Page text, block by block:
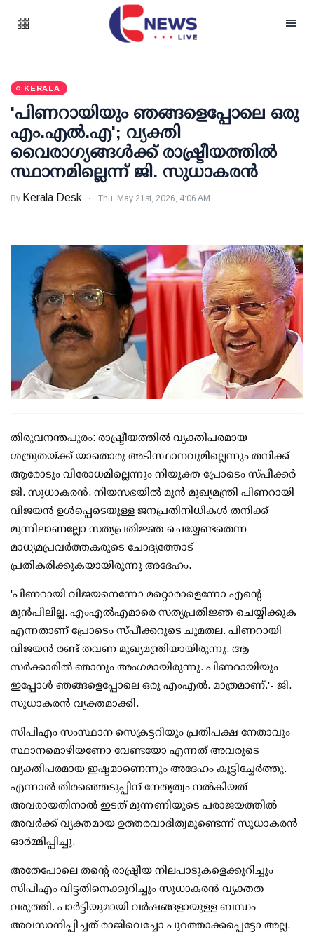
KERALA
'പിണറായിയും ഞങ്ങളെപ്പോലെ ഒരു
എം.എല്‍.എ'; വ്യക്തി
വൈരാഗ്യങ്ങള്‍ക്ക് രാഷ്ട്രീയത്തില്‍
സ്ഥാനമില്ലെന്ന് ജി. സുധാകരന്‍
By Kerala Desk Thu, May 21st, 2026, 4:06 AM
തിരുവനന്തപുരം: രാഷ്ട്രീയത്തില്‍ വ്യക്തിപരമായ
ശത്രുതയ്ക്ക് യാതൊരു അടിസ്ഥാനവുമില്ലെന്നും തനിക്ക്
ആരോടും വിരോധമില്ലെന്നും നിയുക്ത പ്രോടെം സ്പീക്കര്‍
ജി. സുധാകരന്‍. നിയസഭയില്‍ മുന്‍ മുഖ്യമന്ത്രി പിണറായി
വിജയന്‍ ഉള്‍പ്പെടെയുള്ള ജനപ്രതിനിധികള്‍ തനിക്ക്
മുന്നിലാണല്ലോ സത്യപ്രതിജ്ഞ ചെയ്യേണ്ടതെന്ന
മാധ്യമപ്രവര്‍ത്തകരുടെ ചോദ്യത്തോട്
പ്രതികരിക്കുകയായിരുന്നു അദേഹം.
'പിണറായി വിജയനെന്നോ മറ്റൊരാളെന്നോ എന്റെ
മുന്‍പിലില്ല. എംഎല്‍എമാരെ സത്യപ്രതിജ്ഞ ചെയ്യിക്കുക
എന്നതാണ് പ്രോടെം സ്പീക്കറുടെ ചുമതല. പിണറായി
വിജയന്‍ രണ്ട് തവണ മുഖ്യമന്ത്രിയായിരുന്നു. ആ
സര്‍ക്കാരില്‍ ഞാനും അംഗമായിരുന്നു. പിണറായിയും
ഇപ്പോള്‍ ഞങ്ങളെപ്പോലെ ഒരു എംഎല്‍. മാത്രമാണ്.'- ജി.
സുധാകരന്‍ വ്യക്തമാക്കി.
സിപിഎം സംസ്ഥാന സെക്രട്ടറിയും പ്രതിപക്ഷ നേതാവും
സ്ഥാനമൊഴിയണോ വേണ്ടയോ എന്നത് അവരുടെ
വ്യക്തിപരമായ ഇഷ്ടമാണെന്നും അദേഹം കൂട്ടിച്ചേര്‍ത്തു.
എന്നാല്‍ തിരഞ്ഞെടുപ്പിന് നേതൃത്വം നല്‍കിയത്
അവരായതിനാല്‍ ഇടത് മുന്നണിയുടെ പരാജയത്തില്‍
അവര്‍ക്ക് വ്യക്തമായ ഉത്തരവാദിത്വമുണ്ടെന്ന് സുധാകരന്‍
ഓര്‍മ്മിപ്പിച്ചു.
അതേപോലെ തന്റെ രാഷ്ട്രീയ നിലപാടുകളെക്കുറിച്ചും
സിപിഎം വിട്ടതിനെക്കുറിച്ചും സുധാകരന്‍ വ്യക്തത
വരുത്തി. പാര്‍ട്ടിയുമായി വര്‍ഷങ്ങളായുള്ള ബന്ധം
അവസാനിപ്പിച്ചത് രാജിവെച്ചോ പുറത്താക്കപ്പെട്ടോ അല്ല.